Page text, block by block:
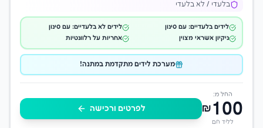
בלעדי / לא בלעדי
לידים בלעדיים: עם סינון
לידים לא בלעדיים: עם סינון
ניקיון אשראי מצוין
אחריות על רלוונטיות
מערכת לידים מתקדמת במתנה!
החל מ:
₪ 100
לליד חם
לפרטים ורכישה